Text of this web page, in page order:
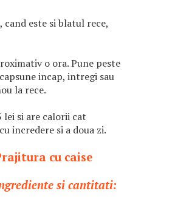
cand este si blatul rece,
o ora. Pune peste
incap, intregi sau
la rece.
si are calorii cat
incredere si a doua zi.
cu caise
si cantitati: